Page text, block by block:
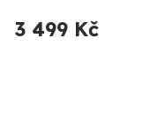
3 499 Kč